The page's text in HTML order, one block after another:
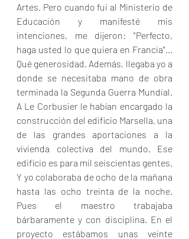
Artes. Pero cuando fui al Ministerio de
Educación y manifesté mis
intenciones, me dijeron: "Perfecto,
haga usted lo que quiera en Francia"...
Qué generosidad. Además, llegaba yo a
donde se necesitaba mano de obra
terminada la Segunda Guerra Mundial.
A Le Corbusier le habían encargado la
construcción del edificio Marsella, una
de las grandes aportaciones a la
vivienda colectiva del mundo. Ese
edificio es para mil seiscientas gentes.
Y yo colaboraba de ocho de la mañana
hasta las ocho treinta de la noche.
Pues el maestro trabajaba
bárbaramente y con disciplina. En el
proyecto estábamos unas veinte